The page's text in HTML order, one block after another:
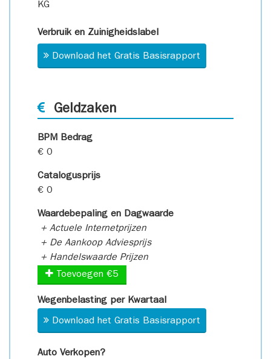
KG
Verbruik en Zuinigheidslabel
Download het Gratis Basisrapport
Geldzaken
BPM Bedrag
€ 0
Catalogusprijs
€ 0
Waardebepaling en Dagwaarde
+ Actuele Internetprijzen
+ De Aankoop Adviesprijs
+ Handelswaarde Prijzen
Toevoegen €5
Wegenbelasting per Kwartaal
Download het Gratis Basisrapport
Auto Verkopen?